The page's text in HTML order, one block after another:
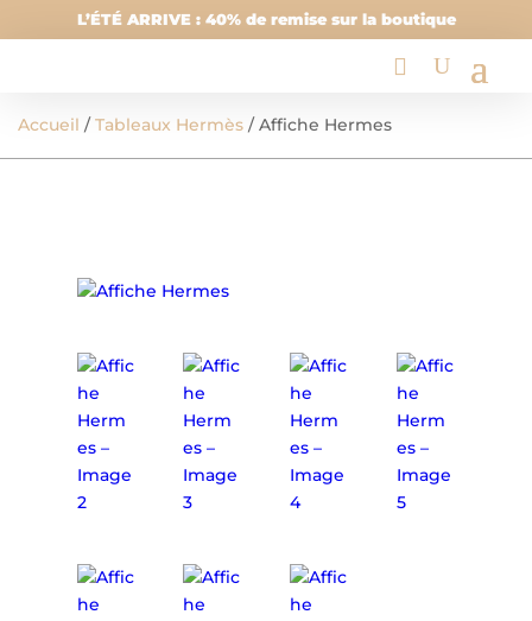
L’ÉTÉ ARRIVE : 40% de remise sur la boutique
Accueil /Tableaux Hermès / Affiche Hermes